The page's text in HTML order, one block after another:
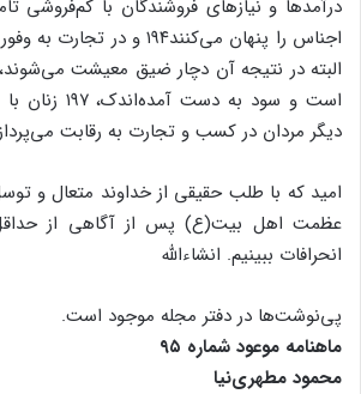
دیگر مردان در کسب و تجارت به رقابت
امید که با طلب حقیقی از خداوند متعال و
عظمت اهل بیت(ع) پس از آگاهی از
انحرافات ببینیم. انشاءالله
پی‌نوشت‌ها در دفتر مجله موجود است.
ماهنامه موعود شماره ۹۵
محمود مطهری‌نیا